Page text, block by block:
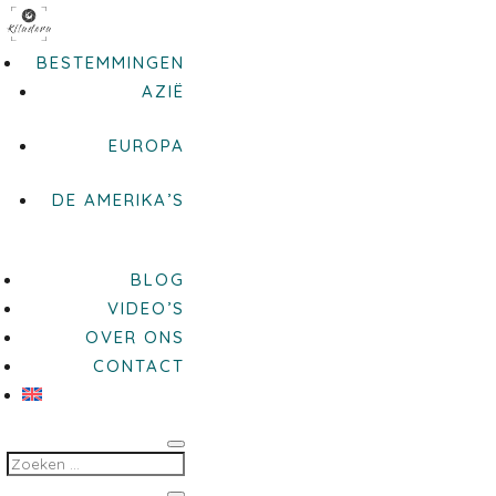
BESTEMMINGEN
AZIË
EUROPA
DE AMERIKA’S
BLOG
VIDEO’S
OVER ONS
CONTACT